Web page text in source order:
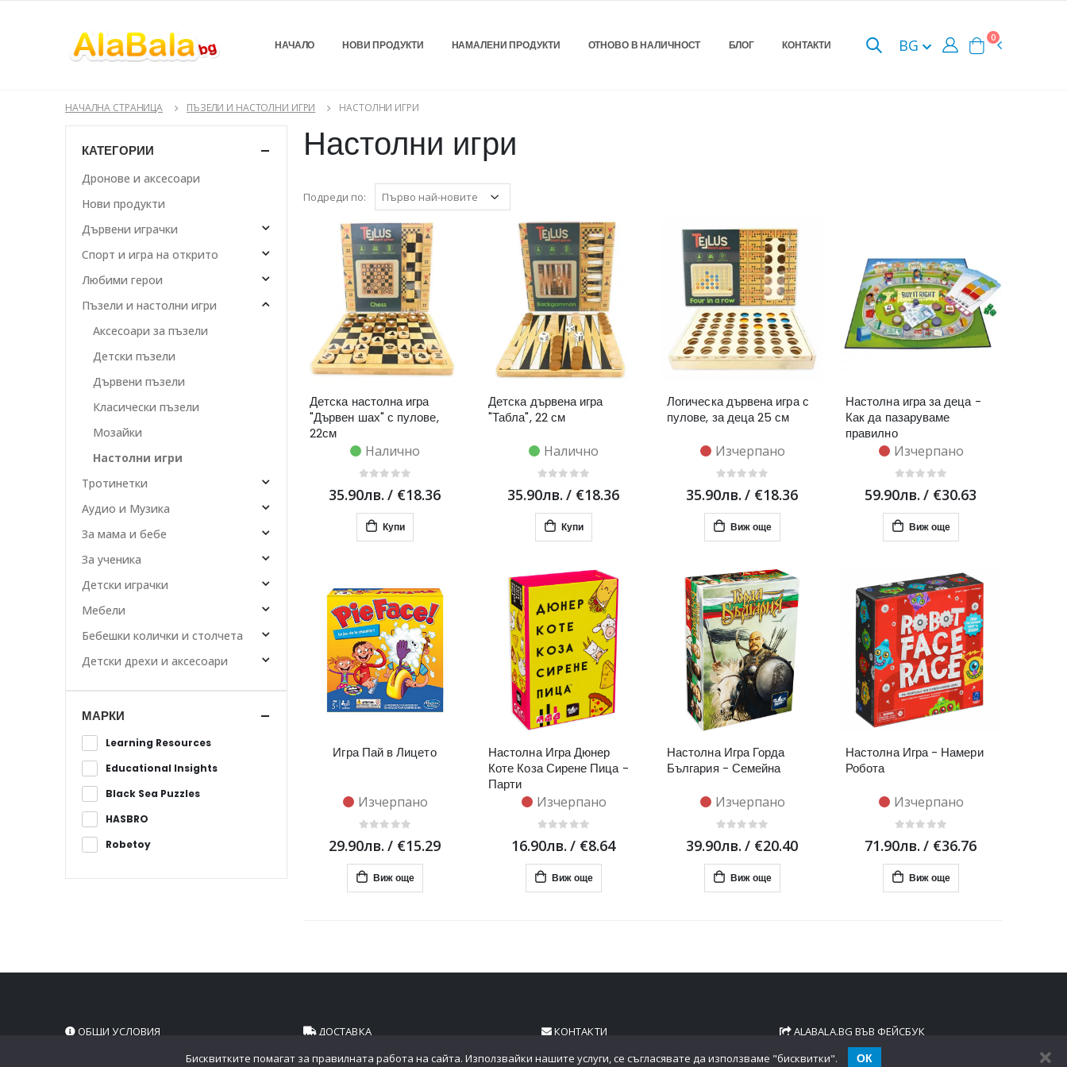
НАЧАЛО НОВИ ПРОДУКТИ НАМАЛЕНИ ПРОДУКТИ ОТНОВО В НАЛИЧНОСТ БЛОГ КОНТАКТИ BG 0
НАЧАЛНА СТРАНИЦА ПЪЗЕЛИ И НАСТОЛНИ ИГРИ НАСТОЛНИ ИГРИ
Настолни игри
Подреди по:
Детска настолна игра
"Дървен шах" с пулове,
22см
Налично
35.90лв. / €18.36
Купи
Детска дървена игра
"Табла", 22 см
Налично
35.90лв. / €18.36
Купи
Логическа дървена игра с
пулове, за деца 25 см
Изчерпано
35.90лв. / €18.36
Виж още
Настолна игра за деца -
Как да пазаруваме
правилно
Изчерпано
59.90лв. / €30.63
Виж още
Игра Пай в Лицето
Изчерпано
29.90лв. / €15.29
Виж още
Настолна Игра Дюнер
Коте Коза Сирене Пица -
Парти
Изчерпано
16.90лв. / €8.64
Виж още
Настолна Игра Горда
България - Семейна
Изчерпано
39.90лв. / €20.40
Виж още
Настолна Игра - Намери
Робота
Изчерпано
71.90лв. / €36.76
Виж още
КАТЕГОРИИ
Дронове и аксесоари
Нови продукти
Дървени играчки
Спорт и игра на открито
Любими герои
Пъзели и настолни игри
Аксесоари за пъзели
Детски пъзели
Дървени пъзели
Класически пъзели
Мозайки
Настолни игри
Тротинетки
Аудио и Музика
За мама и бебе
За ученика
Детски играчки
Мебели
Бебешки колички и столчета
Детски дрехи и аксесоари
МАРКИ
Learning Resources
Educational Insights
Black Sea Puzzles
HASBRO
Robetoy
ОБЩИ УСЛОВИЯ ДОСТАВКА КОНТАКТИ
ALABALA.BG ВЪВ ФЕЙСБУК
Бисквитките помагат за правилната работа на сайта. Използвайки нашите услуги, се съгласявате да използваме "бисквитки".
ОК